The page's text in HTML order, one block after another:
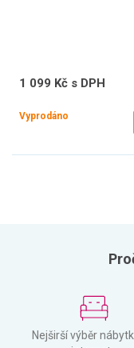
1 099 Kč s DPH
Vyprodáno
Nejširší výběr